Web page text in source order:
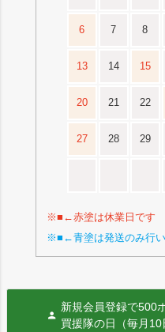
6 7 8
13 14 15
20 21 22
27 28 29
※■←赤塗は休業日です
※■←青塗は発送のみ行
新規会員登録で500
買援隊の日（毎月